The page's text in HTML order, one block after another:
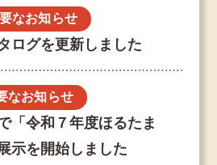
なお知らせ
ログを更新しました
なお知らせ
「令和７年度ほるたま
示を開始しました